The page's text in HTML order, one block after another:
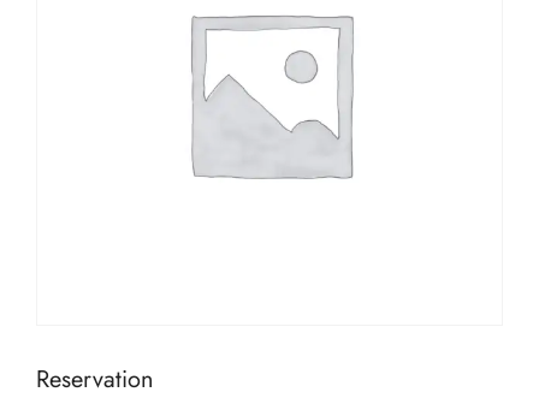
Reservation